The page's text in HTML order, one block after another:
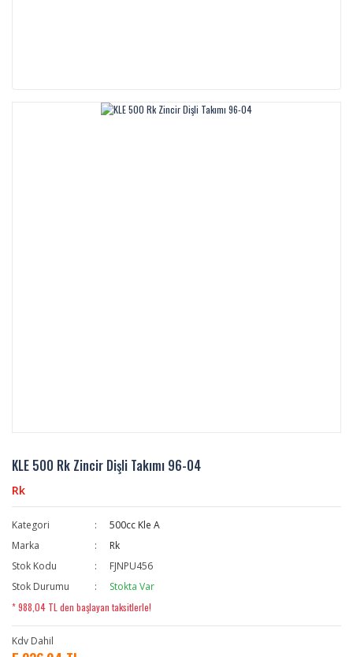
KLE 500 Rk Zincir Dişli Takımı 96-04
Rk
Kategori
500cc Kle A
Marka
Rk
Stok Kodu
FJNPU456
Stok Durumu
Stokta Var
* 988,04 TL den başlayan taksitlerle!
Kdv Dahil